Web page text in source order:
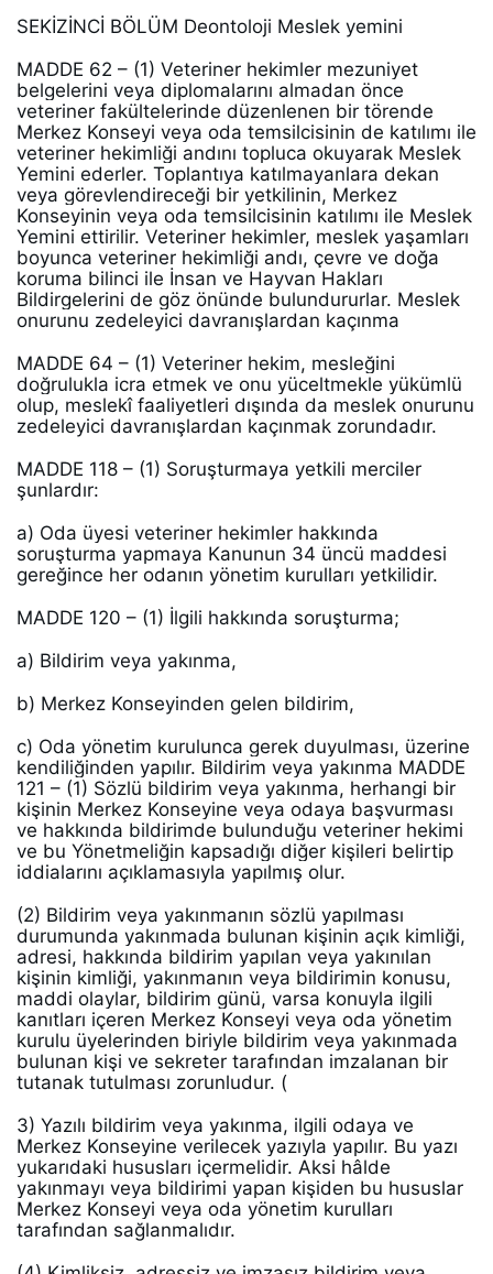
SEKİZİNCİ BÖLÜM Deontoloji Meslek yemini
MADDE 62 – (1) Veteriner hekimler mezuniyet
belgelerini veya diplomalarını almadan önce
veteriner fakültelerinde düzenlenen bir törende
Merkez Konseyi veya oda temsilcisinin de katılımı ile
veteriner hekimliği andını topluca okuyarak Meslek
Yemini ederler. Toplantıya katılmayanlara dekan
veya görevlendireceği bir yetkilinin, Merkez
Konseyinin veya oda temsilcisinin katılımı ile Meslek
Yemini ettirilir. Veteriner hekimler, meslek yaşamları
boyunca veteriner hekimliği andı, çevre ve doğa
koruma bilinci ile İnsan ve Hayvan Hakları
Bildirgelerini de göz önünde bulundururlar. Meslek
onurunu zedeleyici davranışlardan kaçınma
MADDE 64 – (1) Veteriner hekim, mesleğini
doğrulukla icra etmek ve onu yüceltmekle yükümlü
olup, meslekî faaliyetleri dışında da meslek onurunu
zedeleyici davranışlardan kaçınmak zorundadır.
MADDE 118 – (1) Soruşturmaya yetkili merciler
şunlardır:
a) Oda üyesi veteriner hekimler hakkında
soruşturma yapmaya Kanunun 34 üncü maddesi
gereğince her odanın yönetim kurulları yetkilidir.
MADDE 120 – (1) İlgili hakkında soruşturma;
a) Bildirim veya yakınma,
b) Merkez Konseyinden gelen bildirim,
c) Oda yönetim kurulunca gerek duyulması, üzerine
kendiliğinden yapılır. Bildirim veya yakınma MADDE
121 – (1) Sözlü bildirim veya yakınma, herhangi bir
kişinin Merkez Konseyine veya odaya başvurması
ve hakkında bildirimde bulunduğu veteriner hekimi
ve bu Yönetmeliğin kapsadığı diğer kişileri belirtip
iddialarını açıklamasıyla yapılmış olur.
(2) Bildirim veya yakınmanın sözlü yapılması
durumunda yakınmada bulunan kişinin açık kimliği,
adresi, hakkında bildirim yapılan veya yakınılan
kişinin kimliği, yakınmanın veya bildirimin konusu,
maddi olaylar, bildirim günü, varsa konuyla ilgili
kanıtları içeren Merkez Konseyi veya oda yönetim
kurulu üyelerinden biriyle bildirim veya yakınmada
bulunan kişi ve sekreter tarafından imzalanan bir
tutanak tutulması zorunludur. (
3) Yazılı bildirim veya yakınma, ilgili odaya ve
Merkez Konseyine verilecek yazıyla yapılır. Bu yazı
yukarıdaki hususları içermelidir. Aksi hâlde
yakınmayı veya bildirimi yapan kişiden bu hususlar
Merkez Konseyi veya oda yönetim kurulları
tarafından sağlanmalıdır.